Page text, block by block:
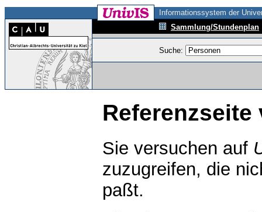
Informationssystem der
Sammlung/Stundenplan
Suche:
Referenzseite
Sie versuchen auf
zuzugreifen, die
paßt.